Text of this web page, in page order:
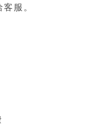
服。